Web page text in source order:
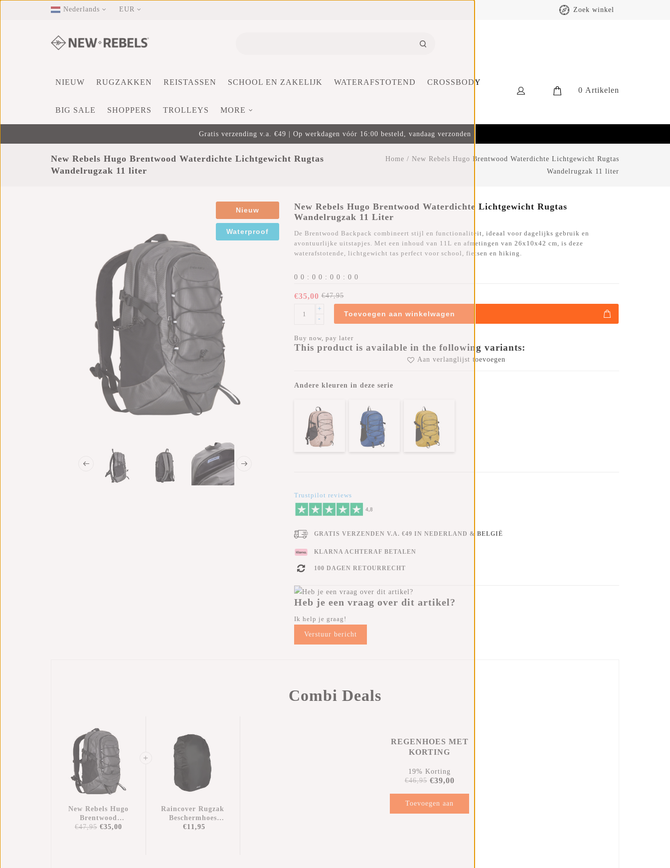
Nederlands EUR Zoek winkel
0 Artikelen
NIEUW RUGZAKKEN REISTASSEN SCHOOL EN ZAKELIJK WATERAFSTOTEND CROSSBODY
BIG SALE SHOPPERS TROLLEYS MORE
Gratis verzending v.a. €49 | Op werkdagen vóór 16:00 besteld, vandaag verzonden
New Rebels Hugo Brentwood Waterdichte Lichtgewicht Rugtas
Wandelrugzak 11 liter
Home / New Rebels Hugo Brentwood Waterdichte Lichtgewicht Rugtas
Wandelrugzak 11 liter
Nieuw
Waterproof
New Rebels Hugo Brentwood Waterdichte Lichtgewicht Rugtas
Wandelrugzak 11 Liter
De Brentwood Backpack combineert stijl en functionaliteit, ideaal voor dagelijks gebruik en
avontuurlijke uitstapjes. Met een inhoud van 11L en afmetingen van 26x10x42 cm, is deze
waterafstotende, lichtgewicht tas perfect voor school, fietsen en hiking.
0 0 : 0 0 : 0 0 : 0 0
€35,00 €47,95
+
-
Toevoegen aan winkelwagen
Buy now, pay later
This product is available in the following variants:
Aan verlanglijst toevoegen
Andere kleuren in deze serie
Trustpilot reviews
GRATIS VERZENDEN V.A. €49 IN NEDERLAND & BELGIË
KLARNA ACHTERAF BETALEN
100 DAGEN RETOURRECHT
Heb je een vraag over dit artikel?
Ik help je graag!
Verstuur bericht
Combi Deals
New Rebels Hugo
Brentwood
Waterdichte
€47,95 €35,00
Raincover Rugzak
Beschermhoes
Regenhoes
€11,95
REGENHOES MET
KORTING
19% Korting
€46,95 €39,00
Toevoegen aan